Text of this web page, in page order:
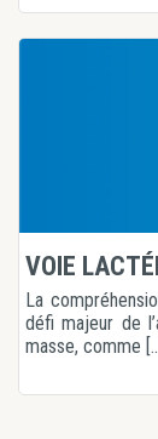
VOIE
La
défi majeur de
masse, comme